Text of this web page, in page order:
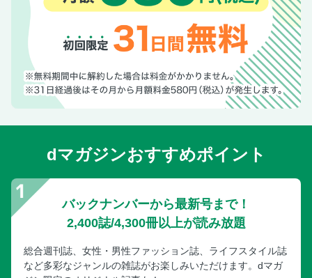
dマガジンおすすめポイント
バックナンバーから最新号まで！
2,400誌/4,300冊以上が読み放題
総合週刊誌、女性・男性ファッション誌、ライフスタイル誌
など多彩なジャンルの雑誌がお楽しみいただけます。dマガ